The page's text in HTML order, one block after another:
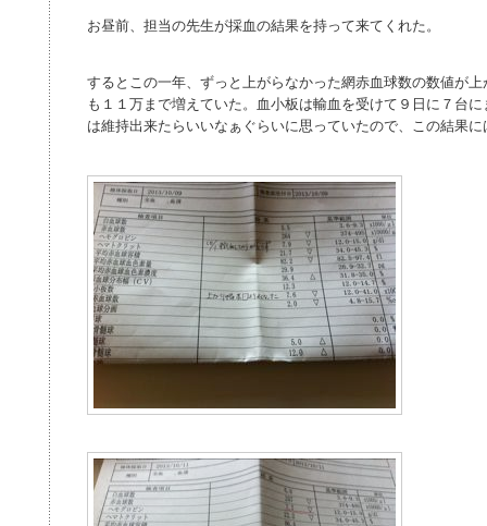
お昼前、担当の先生が採血の結果を持って来てくれた。
するとこの一年、ずっと上がらなかった網赤血球数の数値が
も１１万まで増えていた。血小板は輸血を受けて９日に７台
は維持出来たらいいなぁぐらいに思っていたので、この結果